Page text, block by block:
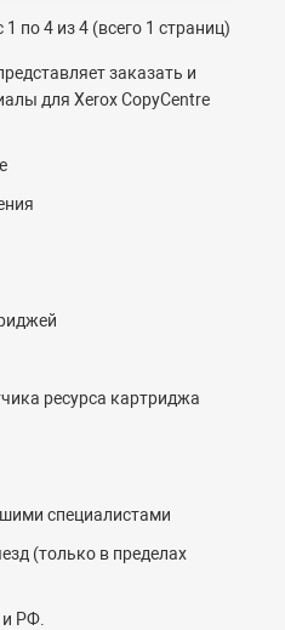
1 по 4 из 4 (всего 1 страниц)
заказать и
для Xerox CopyCentre
ресурса картриджа
специалистами
(только в пределах
РФ.